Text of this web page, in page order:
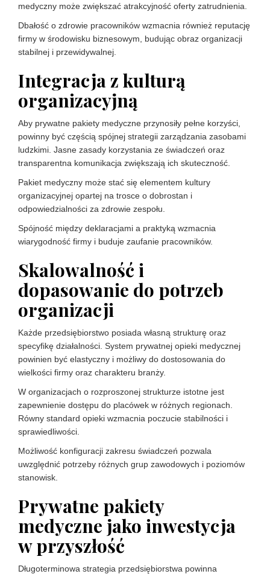
medyczny może zwiększać atrakcyjność oferty zatrudnienia.
Dbałość o zdrowie pracowników wzmacnia również reputację
firmy w środowisku biznesowym, budując obraz organizacji
stabilnej i przewidywalnej.
Integracja z kulturą
organizacyjną
Aby prywatne pakiety medyczne przynosiły pełne korzyści,
powinny być częścią spójnej strategii zarządzania zasobami
ludzkimi. Jasne zasady korzystania ze świadczeń oraz
transparentna komunikacja zwiększają ich skuteczność.
Pakiet medyczny może stać się elementem kultury
organizacyjnej opartej na trosce o dobrostan i
odpowiedzialności za zdrowie zespołu.
Spójność między deklaracjami a praktyką wzmacnia
wiarygodność firmy i buduje zaufanie pracowników.
Skalowalność i
dopasowanie do potrzeb
organizacji
Każde przedsiębiorstwo posiada własną strukturę oraz
specyfikę działalności. System prywatnej opieki medycznej
powinien być elastyczny i możliwy do dostosowania do
wielkości firmy oraz charakteru branży.
W organizacjach o rozproszonej strukturze istotne jest
zapewnienie dostępu do placówek w różnych regionach.
Równy standard opieki wzmacnia poczucie stabilności i
sprawiedliwości.
Możliwość konfiguracji zakresu świadczeń pozwala
uwzględnić potrzeby różnych grup zawodowych i poziomów
stanowisk.
Prywatne pakiety
medyczne jako inwestycja
w przyszłość
Długoterminowa strategia przedsiębiorstwa powinna